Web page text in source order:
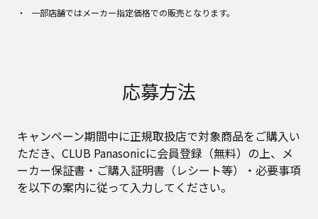
一部店舗ではメーカー指定価格での販売となります。
応募方法
キャンペーン期間中に正規取扱店で対象商品をご購入い
ただき、CLUB Panasonicに会員登録（無料）の上、メ
ーカー保証書・ご購入証明書（レシート等）・必要事項
を以下の案内に従って入力してください。